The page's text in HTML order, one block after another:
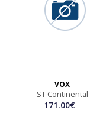
VOX
ST Continental
171.00€